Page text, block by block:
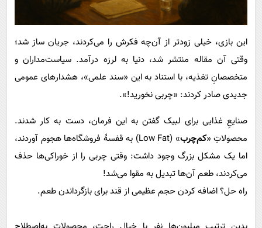
این بازی، خیلی زودتر از آن‌چه فکرش را می‌کردند، جریان ساز شد؛
وقتی آن مقاله منتشر شد، دنیا به لرزه درآمد. سیاست‌مداران و
متخصصانِ تغذیه، با استناد به این «سند علمی»، هشدارهای عمومی
جدیدی صادر کردند: «چربی نخورید!».
صنایعِ غذایی برای لبیک گفتن به این فرمان، دست به کار شدند.
محصولاتِ «کم‌چرب
» (Low Fat) به قفسۀ فروشگاه‌ها هجوم آوردند،
اما یک مشکل بزرگ وجود داشت: وقتی چربی را از خوراکی‌ها حذف
می‌کردند، طعم آن‌ها تبدیل به مقوا می‌شد!
راه حل؟ اضافه کردن حجم عظیمی از قند برای بازگرداندن طعم.